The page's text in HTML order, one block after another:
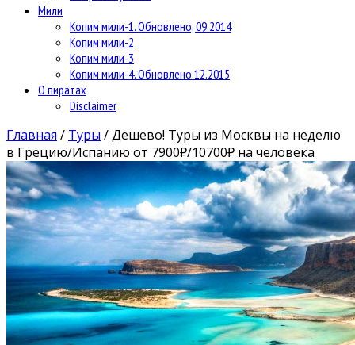
Мили
Копим мили-1. Обновлено, 09.2014
Копим мили-2
Копим мили-3
Копим мили-4. Обновлено 12.2015
О пиратах
Disclaimer
Главная / Туры /Дешево! Туры из Москвы на неделю
в Грецию/Испанию от 7900₽/10700₽ на человека